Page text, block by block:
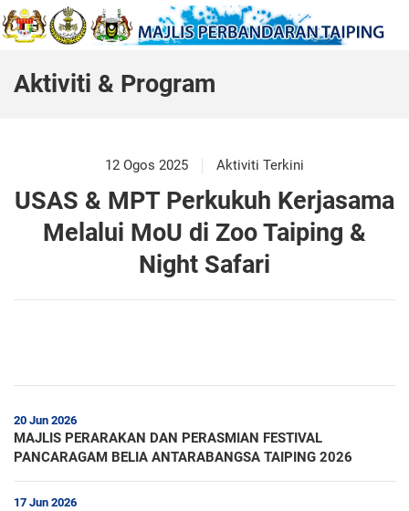
Aktiviti & Program
12 Ogos 2025 Aktiviti Terkini
USAS & MPT Perkukuh Kerjasama
Melalui MoU di Zoo Taiping &
Night Safari
20 Jun 2026
MAJLIS PERARAKAN DAN PERASMIAN FESTIVAL
PANCARAGAM BELIA ANTARABANGSA TAIPING 2026
17 Jun 2026